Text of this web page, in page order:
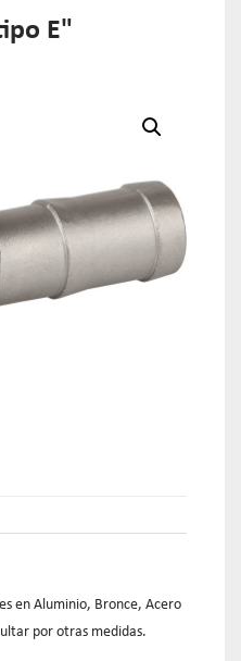
E"
en Aluminio, Bronce, Acero
por otras medidas.